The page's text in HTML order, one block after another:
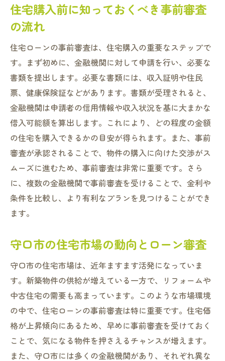
理想の住まいへのローン活用術
守口市の家族構成に合わせたプラン
購入後の生活を見据えたローン選び
夢のマイホーム実現に向けた住宅ローン審査攻
略法守口市での具体例
審査通過のための具体的なステップ
守口市での成功事例から学ぶポイント
現実的なローン計画の立て方
地域特性を活かした成功法則
実体験に基づく審査対策の実例
守口市の住宅市場での注意点
事前審査前に確認すべき重要事項
守口市での事前審査の流れとは？
スムーズな審査のための準備リスト
事前審査でのトラブル回避法
守口市特有の注意すべき審査ポイント
安心して審査を受けるための心構え
住宅ローン事前審査で知っておくべき最新トレ
住宅購入前に知っておくべき事前審査
の流れ
住宅ローンの事前審査は、住宅購入の重要なステップで
す。まず初めに、金融機関に対して申請を行い、必要な
書類を提出します。必要な書類には、収入証明や住民
票、健康保険証などがあります。書類が受理されると、
金融機関は申請者の信用情報や収入状況を基に大まかな
借入可能額を算出します。これにより、どの程度の金額
の住宅を購入できるかの目安が得られます。また、事前
審査が承認されることで、物件の購入に向けた交渉がス
ムーズに進むため、事前審査は非常に重要です。さら
に、複数の金融機関で事前審査を受けることで、金利や
条件を比較し、より有利なプランを見つけることができ
ます。
守口市の住宅市場の動向とローン審査
守口市の住宅市場は、近年ますます活発になっていま
す。新築物件の供給が増えている一方で、リフォームや
中古住宅の需要も高まっています。このような市場環境
の中で、住宅ローンの事前審査は特に重要です。住宅価
格が上昇傾向にあるため、早めに事前審査を受けておく
ことで、気になる物件を押さえるチャンスが増えます。
また、守口市には多くの金融機関があり、それぞれ異な